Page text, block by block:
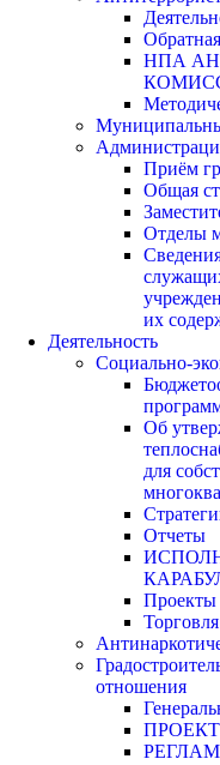
НПА
Приём
Общая
Отделы
их
Деятельность
Социально-
Об
для
Отчеты
Проекты
Торговля
отношения